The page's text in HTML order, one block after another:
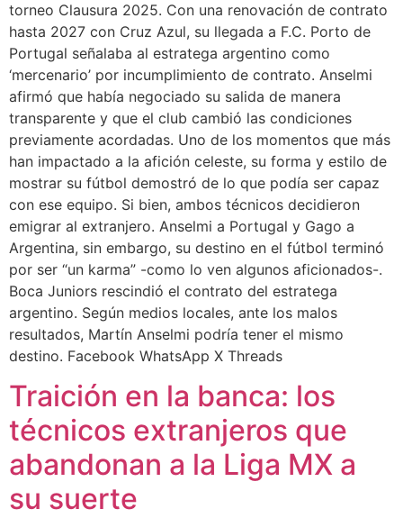
torneo Clausura 2025. Con una renovación de contrato
hasta 2027 con Cruz Azul, su llegada a F.C. Porto de
Portugal señalaba al estratega argentino como
‘mercenario’ por incumplimiento de contrato. Anselmi
afirmó que había negociado su salida de manera
transparente y que el club cambió las condiciones
previamente acordadas. Uno de los momentos que más
han impactado a la afición celeste, su forma y estilo de
mostrar su fútbol demostró de lo que podía ser capaz
con ese equipo. Si bien, ambos técnicos decidieron
emigrar al extranjero. Anselmi a Portugal y Gago a
Argentina, sin embargo, su destino en el fútbol terminó
por ser “un karma” -como lo ven algunos aficionados-.
Boca Juniors rescindió el contrato del estratega
argentino. Según medios locales, ante los malos
resultados, Martín Anselmi podría tener el mismo
destino. Facebook WhatsApp X Threads
Traición en la banca: los
técnicos extranjeros que
abandonan a la Liga MX a
su suerte